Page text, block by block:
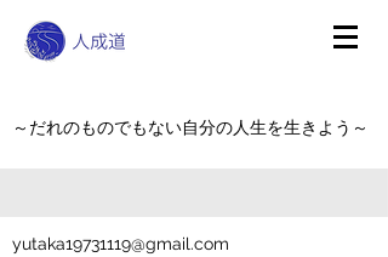
～だれのものでもない自分の人生を生きよう～
yutaka19731119@gmail.com